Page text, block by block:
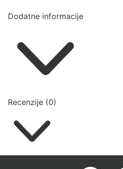
Dodatne informacije
Recenzije (0)